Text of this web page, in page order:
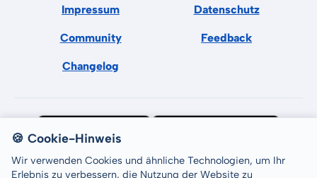
Impressum Datenschutz
Community Feedback
Changelog
🍪 Cookie-Hinweis
Wir verwenden Cookies und ähnliche Technologien, um Ihr
Erlebnis zu verbessern, die Nutzung der Website zu